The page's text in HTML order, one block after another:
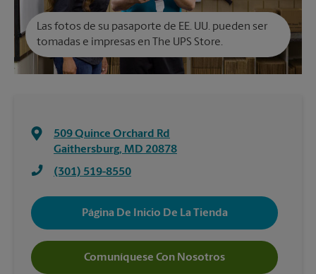
Las fotos de su pasaporte de EE. UU. pueden ser
tomadas e impresas en The UPS Store.
509 Quince Orchard Rd
Gaithersburg, MD 20878
(301) 519-8550
Página De Inicio De La Tienda
Comuníquese Con Nosotros